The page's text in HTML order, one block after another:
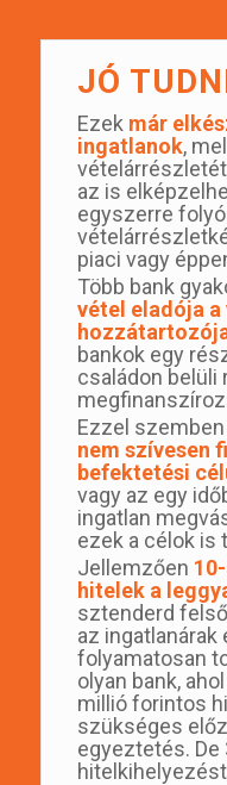
JÓ
Ezek már
ingatlanok,
az is
egyszerre
piaci vagy
Több bank
vétel eladója a
bankok egy
családon belüli
Ezzel
nem szívesen
befektetési
vagy az egy
ingatlan
ezek a célok is
Jellemzően
hitelek a
sztenderd
az
folyamatosan
olyan bank,
millió forintos
szükséges
egyeztetés. De